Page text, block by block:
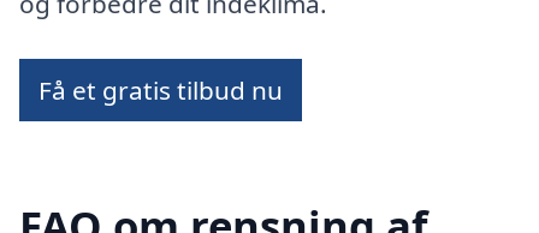
Få et gratis tilbud nu